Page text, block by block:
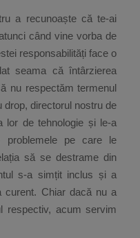
a recunoaște că te-ai
când vine vorba de
responsabilități face o
seama că întârzierea
nu respectăm termenul
drop, directorul nostru de
lor de tehnologie și le-a
problemele pe care le
să se destrame din
s-a simțit inclus și a
Chiar dacă nu a
respectiv, acum servim